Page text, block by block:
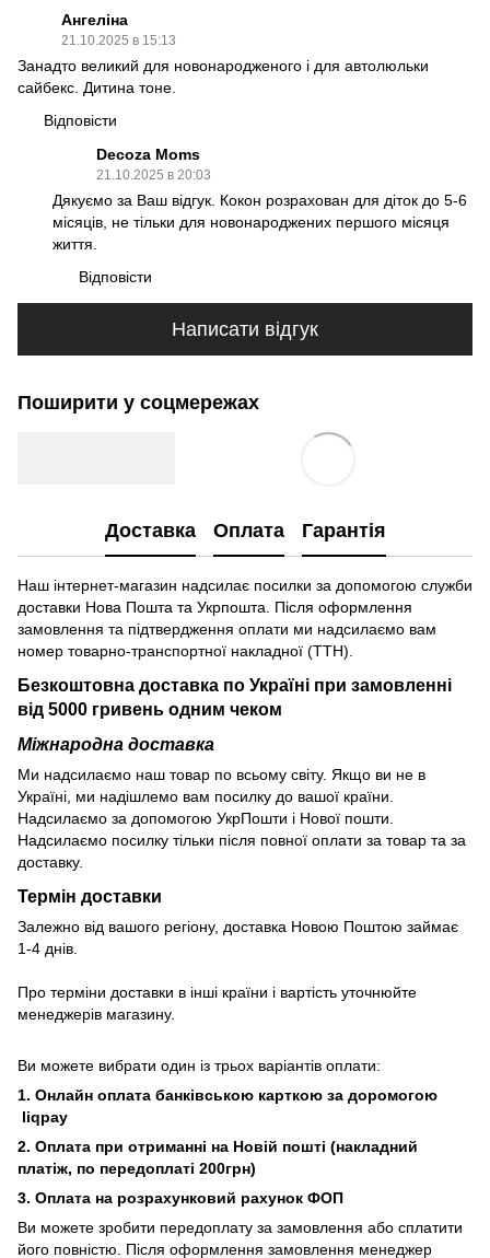
Ангеліна
21.10.2025 в 15:13
Занадто великий для новонародженого і для автолюльки
сайбекс. Дитина тоне.
Відповісти
Decoza Moms
21.10.2025 в 20:03
Дякуємо за Ваш відгук. Кокон розрахован для діток до 5-6
місяців, не тільки для новонароджених першого місяця
життя.
Відповісти
Написати відгук
Поширити у соцмережах
Доставка Оплата Гарантія
Наш інтернет-магазин надсилає посилки за допомогою служби
доставки Нова Пошта та Укрпошта. Після оформлення
замовлення та підтвердження оплати ми надсилаємо вам
номер товарно-транспортної накладної (ТТН).
Безкоштовна доставка по Україні при замовленні
від 5000 гривень одним чеком
Міжнародна доставка
Ми надсилаємо наш товар по всьому світу. Якщо ви не в
Україні, ми надішлемо вам посилку до вашої країни.
Надсилаємо за допомогою УкрПошти і Нової пошти.
Надсилаємо посилку тільки після повної оплати за товар та за
доставку.
Термін доставки
Залежно від вашого регіону, доставка Новою Поштою займає
1-4 днів.
Про терміни доставки в інші країни і вартість уточнюйте
менеджерів магазину.
Ви можете вибрати один із трьох варіантів оплати:
1. Онлайн оплата банківською карткою за доромогою
liqpay
2. Оплата при отриманні на Новій пошті (накладний
платіж, по передоплаті 200грн)
3. Оплата на розрахунковий рахунок ФОП
Ви можете зробити передоплату за замовлення або сплатити
його повністю. Після оформлення замовлення менеджер